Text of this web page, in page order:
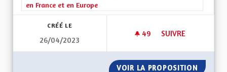
en France et en Europe
CRÉÉ LE
26/04/2023
49 49 ABONNÉS
SUIVRE
VOIR LA PROPOSITION